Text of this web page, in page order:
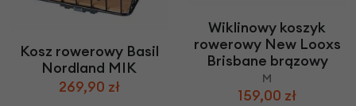
Kosz rowerowy Basil
Nordland MIK
269,90 zł
Wiklinowy koszyk
rowerowy New Looxs
Brisbane brązowy
M
159,00 zł